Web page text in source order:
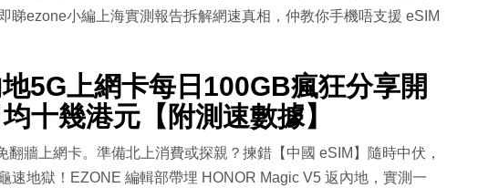
睇ezone小編上海實測報告拆解網速真相，仲教你手機唔支援 eSIM
5G上網卡每日100GB瘋狂分享開
十幾港元【附測速數據】
牆上網卡。準備北上消費或探親？揀錯【中國 eSIM】隨時中伏，
速地獄！EZONE 編輯部帶埋 HONOR Magic V5 返內地，實測一